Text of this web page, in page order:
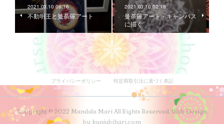
2021.03.10 06:16
不動明王と曼荼羅アート
2021.03.10 02:18
曼荼羅アート・キャンバス
に描く
プライバシーポリシー 特定商取引法に基づく表記
Copyright © 2022 Mandala Mari All Rights Reserved. Web Design
by kunjubihari.com